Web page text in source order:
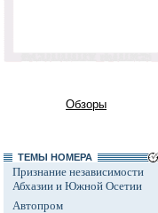
Обзоры
ТЕМЫ НОМЕРА
Признание независимости
Абхазии и Южной Осетии
Автопром